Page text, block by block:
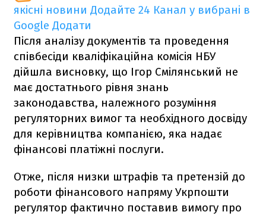
якісні новини Додайте 24 Канал у вибрані в
Google Додати
Після аналізу документів та проведення
співбесіди кваліфікаційна комісія НБУ
дійшла висновку, що Ігор Смілянський не
має достатнього рівня знань
законодавства, належного розуміння
регуляторних вимог та необхідного досвіду
для керівництва компанією, яка надає
фінансові платіжні послуги.
Отже, після низки штрафів та претензій до
роботи фінансового напряму Укрпошти
регулятор фактично поставив вимогу про